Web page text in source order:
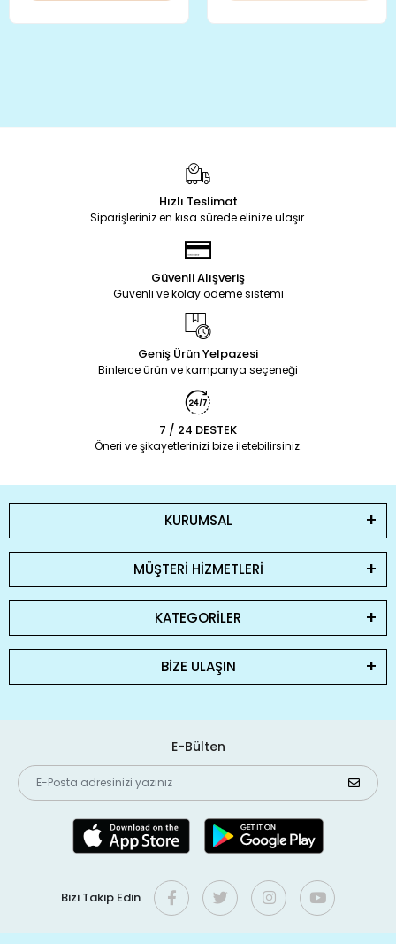
Hızlı Teslimat
Siparişleriniz en kısa sürede elinize ulaşır.
Güvenli Alışveriş
Güvenli ve kolay ödeme sistemi
Geniş Ürün Yelpazesi
Binlerce ürün ve kampanya seçeneği
7 / 24 DESTEK
Öneri ve şikayetlerinizi bize iletebilirsiniz.
KURUMSAL
MÜŞTERİ HİZMETLERİ
KATEGORİLER
BİZE ULAŞIN
E-Bülten
Bizi Takip Edin